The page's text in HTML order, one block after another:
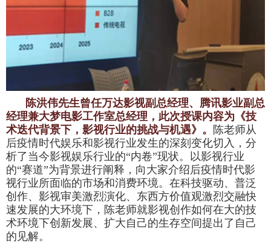
陈洪伟先生曾任万达影视副总经理、腾讯影业副总
经理兼大梦电影工作室总经理，此次授课内容为 《技
术迭代背景下，影视行业的挑战与机遇》。 陈老师从
后疫情时代娱乐和影视行业发生的深刻变化切入，分
析了当今影视娱乐行业的“内卷”现状。以影视行业
的“赛道”为背景进行阐释，向大家介绍后疫情时代影
视行业所面临的市场和消费环境。在科技驱动、普泛
创作、影视审美激烈演化、东西方价值观激烈交融快
速发展的大环境下，陈老师就影视创作如何在大的技
术环境下创新发展、扩大自己的生存空间提出了自己
的见解。